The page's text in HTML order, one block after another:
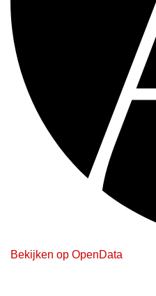
Bekijken op OpenData